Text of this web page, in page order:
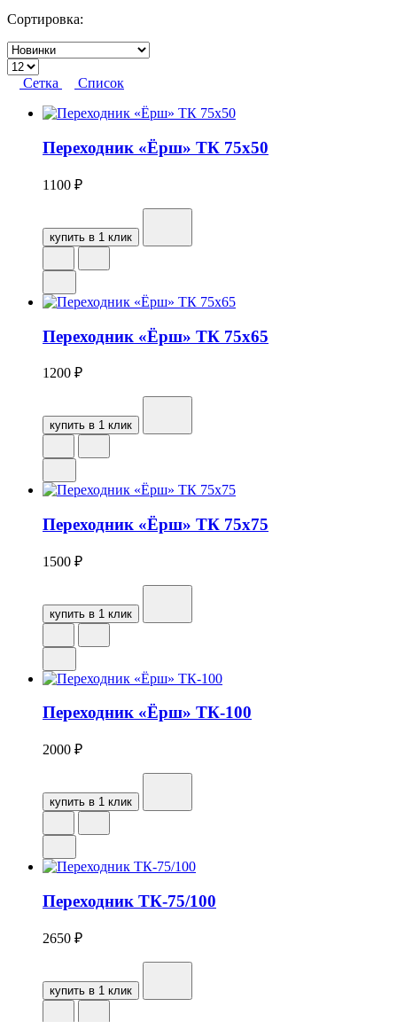
Сортировка:
Сетка Список
Переходник «Ёрш» ТК 75х50
1100 ₽
купить в 1 клик
Переходник «Ёрш» ТК 75х65
1200 ₽
купить в 1 клик
Переходник «Ёрш» ТК 75х75
1500 ₽
купить в 1 клик
Переходник «Ёрш» ТК-100
2000 ₽
купить в 1 клик
Переходник ТК-75/100
2650 ₽
купить в 1 клик